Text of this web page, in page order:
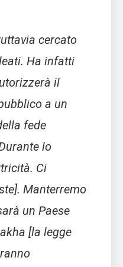
cercato
Ha infatti
il
a un
fede
lo
Ci
Manterremo
un Paese
[la legge